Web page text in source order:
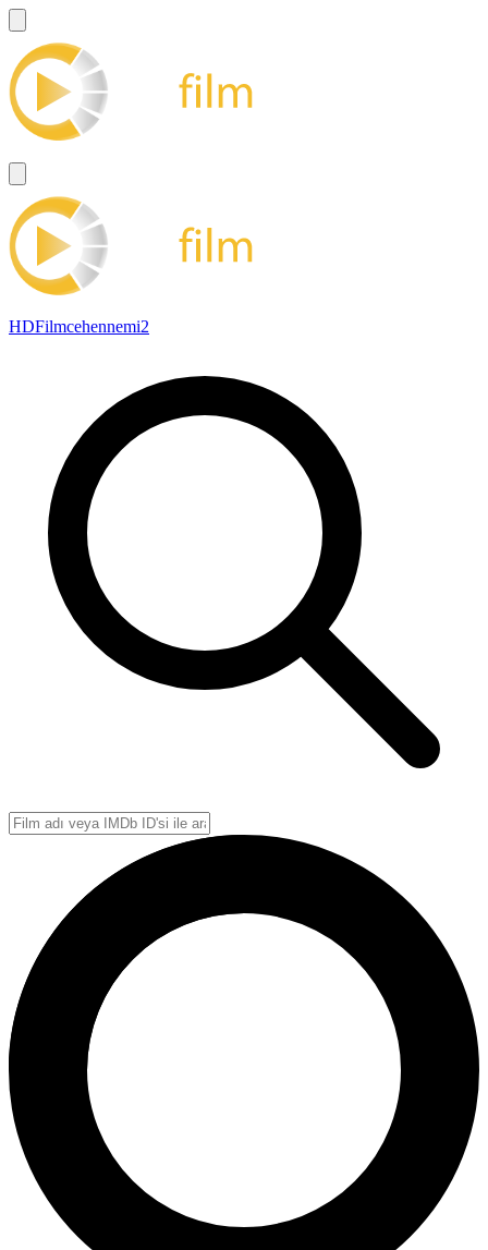
HDFilmcehennemi2